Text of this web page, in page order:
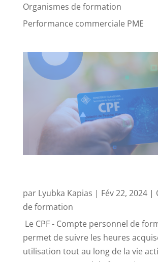
Organismes de formation
Performance commerciale PME
par Lyubka Kapias | Fév 22, 2024|
de formation
Le CPF - Compte personnel de
permet de suivre les heures
utilisation tout au long de la vie